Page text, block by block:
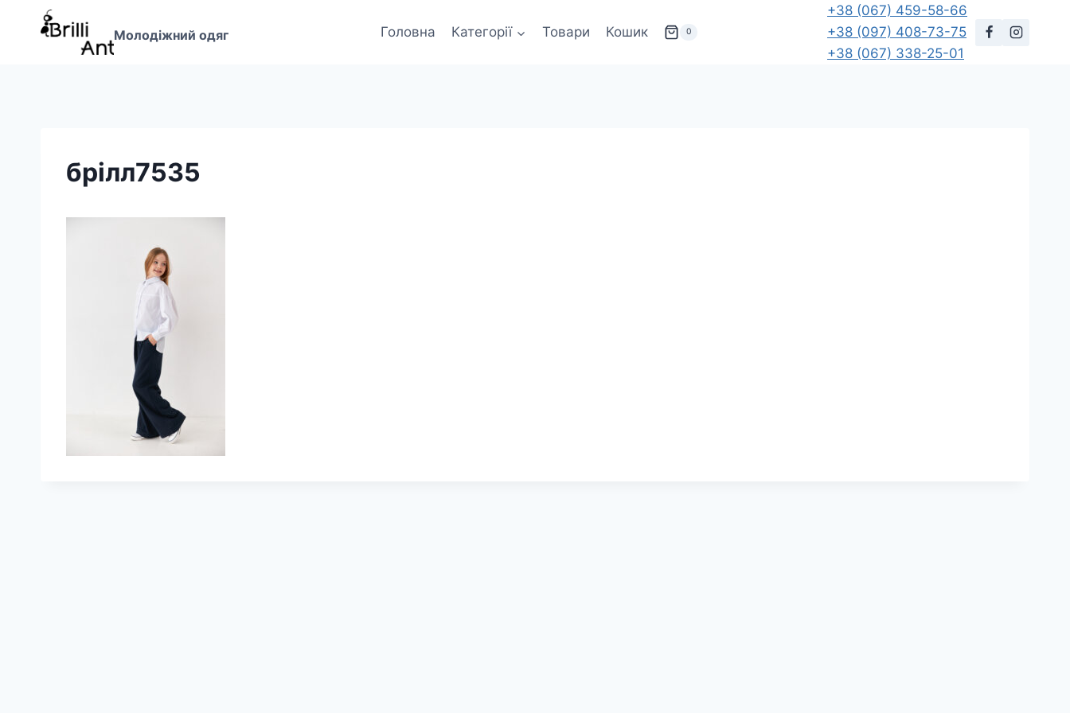
Перейти
Молодіжний одяг Головна Категорії Товари Кошик 0
+38 (067) 459-58-66
+38 (097) 408-73-75
+38 (067) 338-25-01
брілл7535